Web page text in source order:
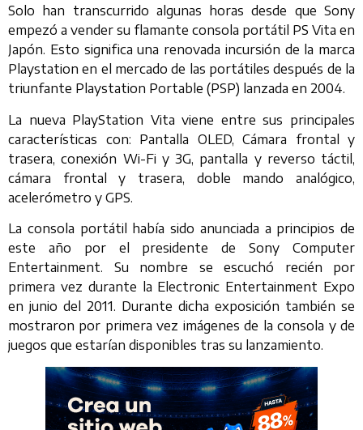
Solo han transcurrido algunas horas desde que Sony
empezó a vender su flamante consola portátil PS Vita en
Japón. Esto significa una renovada incursión de la marca
Playstation en el mercado de las portátiles después de la
triunfante Playstation Portable (PSP) lanzada en 2004.
La nueva PlayStation Vita viene entre sus principales
características con: Pantalla OLED, Cámara frontal y
trasera, conexión Wi-Fi y 3G, pantalla y reverso táctil,
cámara frontal y trasera, doble mando analógico,
acelerómetro y GPS.
La consola portátil había sido anunciada a principios de
este año por el presidente de Sony Computer
Entertainment. Su nombre se escuchó recién por
primera vez durante la Electronic Entertainment Expo
en junio del 2011. Durante dicha exposición también se
mostraron por primera vez imágenes de la consola y de
juegos que estarían disponibles tras su lanzamiento.